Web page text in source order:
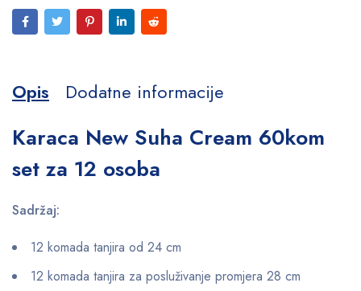
Opis Dodatne informacije
Karaca New Suha Cream 60kom
set za 12 osoba
Sadržaj:
12 komada tanjira od 24 cm
12 komada tanjira za posluživanje promjera 28 cm